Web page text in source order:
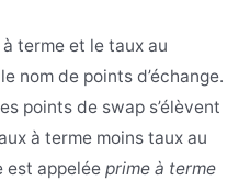
terme et le taux au
nom de points d’échange.
points de swap s’élèvent
à terme moins taux au
est appelée prime à terme